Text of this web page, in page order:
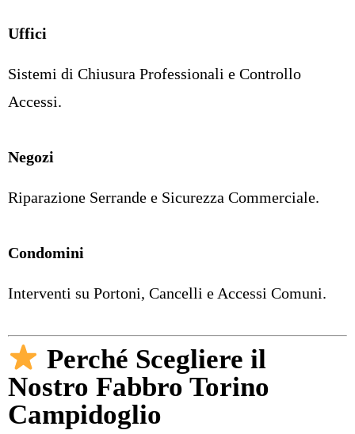
Uffici
Sistemi di Chiusura Professionali e Controllo
Accessi.
Negozi
Riparazione Serrande e Sicurezza Commerciale.
Condomini
Interventi su Portoni, Cancelli e Accessi Comuni.
Perché Scegliere il
Nostro Fabbro Torino
Campidoglio